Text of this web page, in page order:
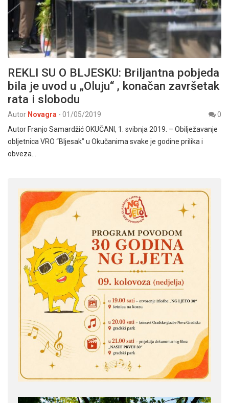
REKLI SU O BLJESKU: Briljantna pobjeda
bila je uvod u „Oluju“ , konačan završetak
rata i slobodu
Autor Novagra - 01/05/2019
0
Autor Franjo Samardžić OKUČANI, 1. svibnja 2019. – Obilježavanje
obljetnica VRO “Bljesak” u Okučanima svake je godine prilika i
obveza…